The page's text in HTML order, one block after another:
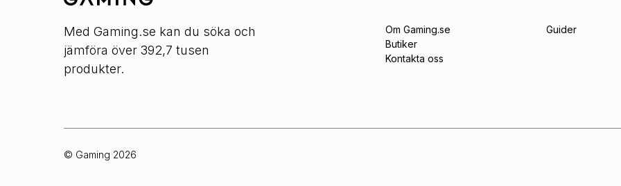
Med Gaming.se kan du söka och
jämföra över 392,7 tusen
produkter.
Om Gaming.se
Butiker
Kontakta oss
Guider
© Gaming 2026